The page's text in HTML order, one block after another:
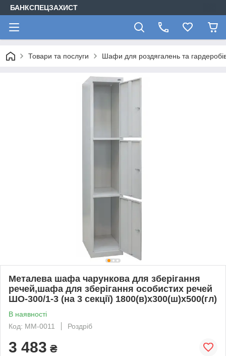
БАНКСПЕЦЗАХИСТ
Товари та послуги Шафи для роздягалень та
Металева шафа чарункова для зберігання
речей,шафа для зберігання особистих речей
ШО-300/1-3 (на 3 секції) 1800(в)х300(ш)х500(гл)
В наявності
Код: ММ-0011
Роздріб
3 483 ₴